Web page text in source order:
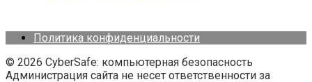
Политика конфиденциальности
© 2026 CyberSafe: компьютерная безопасность
Администрация сайта не несет ответственности за